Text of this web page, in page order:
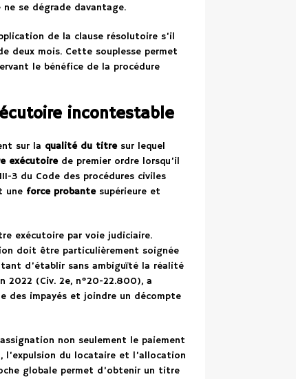
se dégrade davantage.
de la clause résolutoire s’il
deux mois. Cette souplesse permet
le bénéfice de la procédure
incontestable
sur la qualité du titresur lequel
exécutoirede premier ordre lorsqu’il
3 du Code des procédures civiles
une force probantesupérieure et
exécutoire par voie judiciaire.
doit être particulièrement soignée
d’établir sans ambiguïté la réalité
2022 (Civ. 2e, n°20-22.800), a
des impayés et joindre un décompte
non seulement le paiement
l’expulsion du locataire et l’allocation
globale permet d’obtenir un titre